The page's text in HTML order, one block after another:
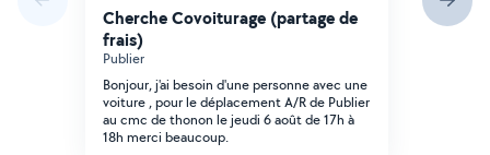
Cherche Covoiturage (partage de
frais)
Publier
Bonjour, j'ai besoin d'une personne avec une
voiture , pour le déplacement A/R de Publier
au cmc de thonon le jeudi 6 août de 17h à
18h merci beaucoup.